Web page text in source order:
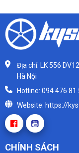
Địa chỉ: LK 556
Hà Nội
Hotline: 094 476 81
Website: https://
CHÍNH SÁCH